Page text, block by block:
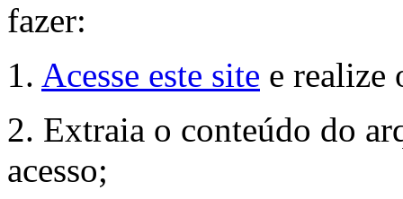
fazer:
1. Acesse este site e realize
2. Extraia o conteúdo do
acesso;